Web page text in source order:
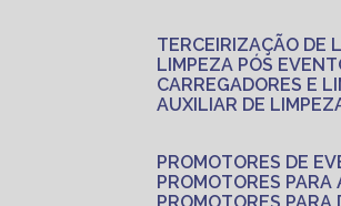
TERCEIRIZAÇÃO
LIMPEZA PÓS
CARREGADORES E
AUXILIAR DE
PROMOTORES DE
PROMOTORES